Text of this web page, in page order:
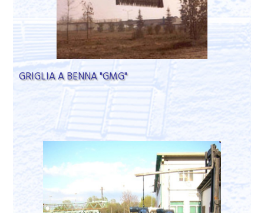
GRIGLIA A BENNA "GMG"